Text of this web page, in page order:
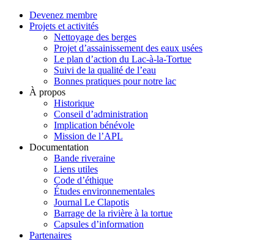
Devenez membre
Projets et activités
Nettoyage des berges
Projet d’assainissement des eaux usées
Le plan d’action du Lac-à-la-Tortue
Suivi de la qualité de l’eau
Bonnes pratiques pour notre lac
À propos
Historique
Conseil d’administration
Implication bénévole
Mission de l’APL
Documentation
Bande riveraine
Liens utiles
Code d’éthique
Études environnementales
Journal Le Clapotis
Barrage de la rivière à la tortue
Capsules d’information
Partenaires